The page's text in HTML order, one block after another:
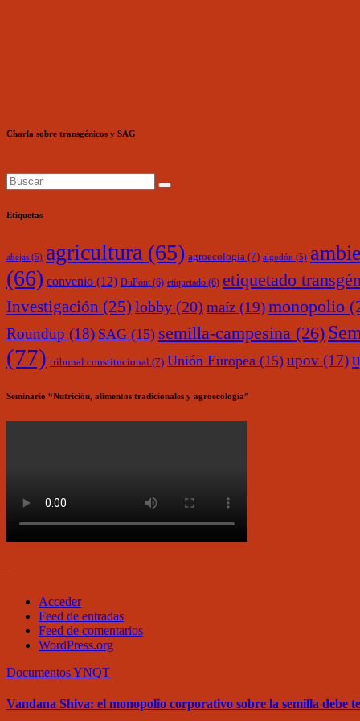
Charla sobre transgénicos y SAG
Etiquetas
abejas (5) agricultura (65) agroecología (7) algodón (5)
(66) convenio (12) DuPont (6) etiquetado (6) etiquetado
Investigación (25) lobby (20) maíz (19)monopolio
Roundup (18) SAG (15) semilla-campesina (26)
(77) tribunal constitucional (7) Unión Europea (15) upov (17)
Seminario “Nutrición, alimentos tradicionales y agroecología”
–
Acceder
Feed de entradas
Feed de comentarios
WordPress.org
DocumentosYNQT
Vandana Shiva: el monopolio corporativo sobre la semilla debe